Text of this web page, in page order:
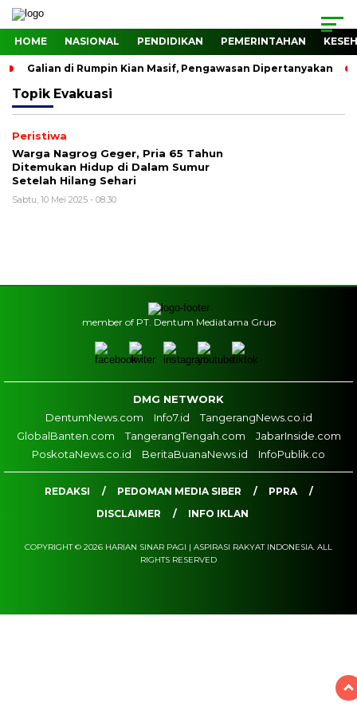
HOME NASIONAL PENDIDIKAN PEMERINTAHAN
Galian di Rumpin Kian Masif, Pengawasan Dipertanyakan
Topik Evakuasi
Peristiwa
Warga Nagrog Geger, Pria 65 Tahun
Ditemukan Hidup di Dalam Sumur
Setelah Hilang Sehari
Sabtu, 10 Mei 2025 - 08:30
member of PT. Dentum Mediatama Grup
DMG NETWORK
DentumNews.com
Info7.id
TangerangNews.co.id
GlobalBanten.com
TangerangTengah.com
JabarInside.com
PoskotaNews.co.id
BeritaBuanaNews.id InfoPublik.co
REDAKSI PEDOMAN MEDIA SIBER
PPRA
DISCLAIMER
INFO IKLAN
COPYRIGHT © 2026 HARIAN SINAR PAGI | ASPIRASI RAKYAT INDONESIA. ALL
RIGHTS RESERVED